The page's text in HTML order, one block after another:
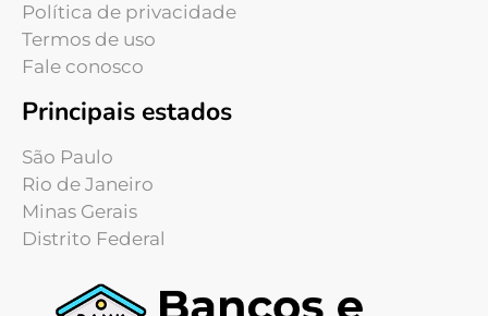
Política de privacidade
Termos de uso
Fale conosco
Principais estados
São Paulo
Rio de Janeiro
Minas Gerais
Distrito Federal